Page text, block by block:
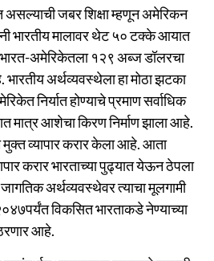
जबर शिक्षा म्हणून अमेरिकन
भारतीय मालावर थेट ५० टक्के आयात
अमेरिकेतला १२९ अब्ज डॉलरचा
अर्थव्यवस्थेला हा मोठा झटका
निर्यात होण्याचे प्रमाण सर्वाधिक
मात्र आशेचा किरण निर्माण झाला आहे.
मुक्त व्यापार करार केला आहे. आता
करार भारताच्या पुढ्यात येऊन ठेपला
अर्थव्यवस्थेवर त्याचा मूलगामी
विकसित भारताकडे नेण्याच्या
आहे.